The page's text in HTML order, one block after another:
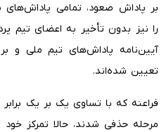
بر پاداش صعود، تمامی
را نیز بدون تأخیر به اعضای تیم
آیین‌نامه پاداش‌های تیم ملی و
تعیین شده‌اند.
فراعنه که با تساوی یک بر یک
مرحله حذفی شدند، حالا تمرکز خود